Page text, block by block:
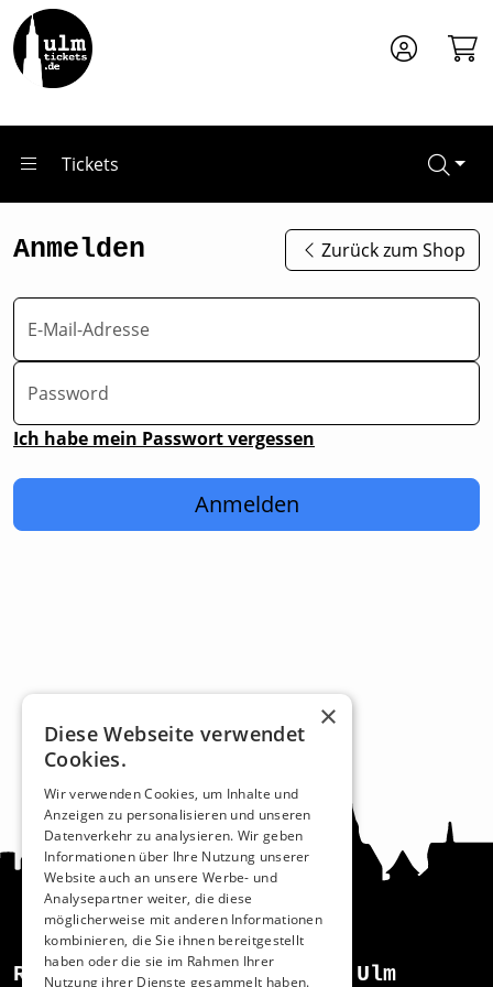
Zum Hauptinhalt springen
Tickets
Anmelden Zurück zum Shop
E-Mail-Adresse
Password
Ich habe mein Passwort vergessen
Anmelden
Recht und Ordnung Ulm
×
Diese Webseite verwendet
Cookies.
Wir verwenden Cookies, um Inhalte und
Anzeigen zu personalisieren und unseren
Datenverkehr zu analysieren. Wir geben
Informationen über Ihre Nutzung unserer
Website auch an unsere Werbe- und
Analysepartner weiter, die diese
möglicherweise mit anderen Informationen
kombinieren, die Sie ihnen bereitgestellt
haben oder die sie im Rahmen Ihrer
Nutzung ihrer Dienste gesammelt haben.